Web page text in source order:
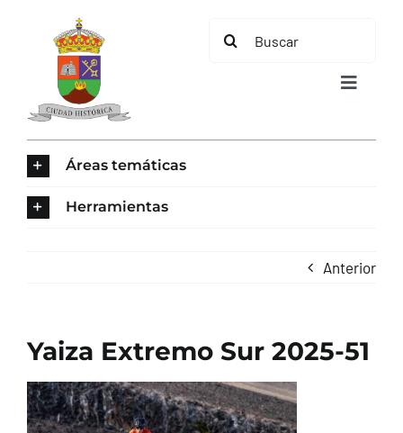
contenido
Buscar:
Toggle
CONTACTO
Áreas temáticas
Herramientas
Anterior
Yaiza Extremo Sur 2025-51